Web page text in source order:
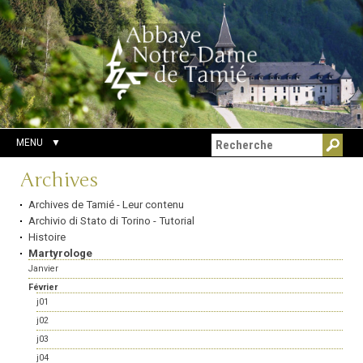
Aller
au
contenu.
|
Aller
à
la
navigation
Outils
personnels
Chercher par
Recherche
avancée…
MENU
Navigation
Archives
Archives de Tamié - Leur contenu
Archivio di Stato di Torino - Tutorial
Histoire
Martyrologe
Janvier
Février
j01
j02
j03
j04